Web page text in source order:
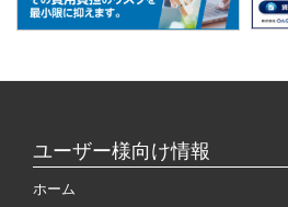
ユーザー様向け情報
ホーム